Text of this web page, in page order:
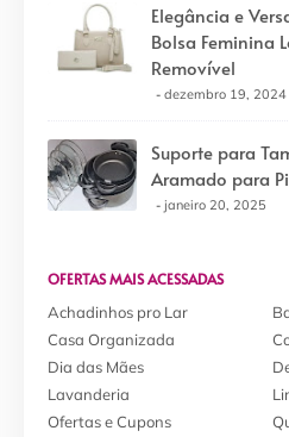
Elegância e
Bolsa Feminina
Removível
dezembro 19, 2024
Suporte para
Aramado para
janeiro 20, 2025
OFERTAS MAIS ACESSADAS
Achadinhos pro Lar
Casa Organizada
Dia das Mães
Lavanderia
Ofertas e Cupons